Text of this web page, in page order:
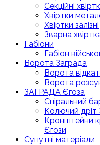
Секційні
Хвіртки
Хвіртки залізні
Зварна
Габіони
Габіон
Ворота Заграда
Ворота
Ворота
ЗАГРАДА Єгоза
Спіральний
Колючий
Кронштейни
Єгози
Супутні матеріали